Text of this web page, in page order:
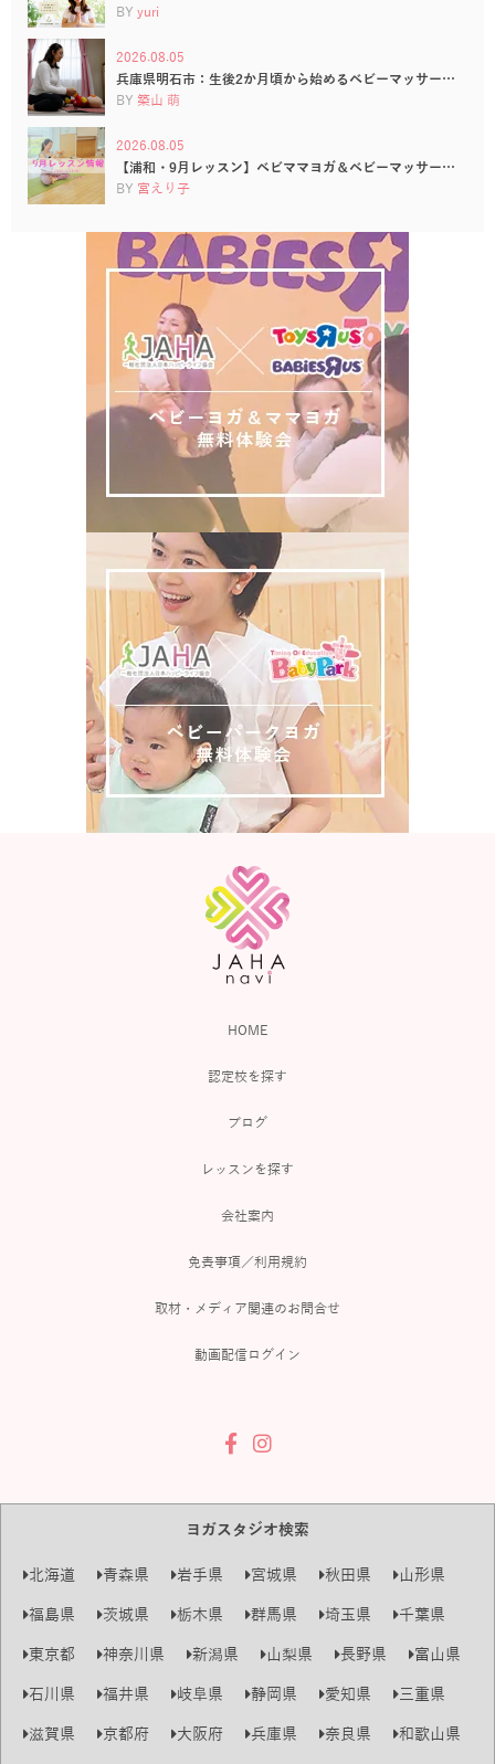
BY yuri
2026.08.05
兵庫県明石市：生後2か月頃から始めるベビーマッサー…
BY 築山 萌
2026.08.05
【浦和・9月レッスン】ベビママヨガ＆ベビーマッサー…
BY 宮えり子
HOME
認定校を探す
ブログ
レッスンを探す
会社案内
免責事項／利用規約
取材・メディア関連のお問合せ
動画配信ログイン
ヨガスタジオ検索
北海道 青森県 岩手県 宮城県 秋田県
山形県
福島県
茨城県 栃木県 群馬県 埼玉県
千葉県
東京都
神奈川県 新潟県 山梨県 長野県
富山県
石川県
福井県 岐阜県 静岡県 愛知県
三重県
滋賀県
京都府 大阪府 兵庫県 奈良県
和歌山県